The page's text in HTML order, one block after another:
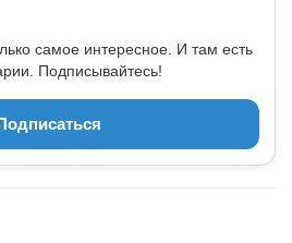
самое интересное. И там есть
Подписывайтесь!